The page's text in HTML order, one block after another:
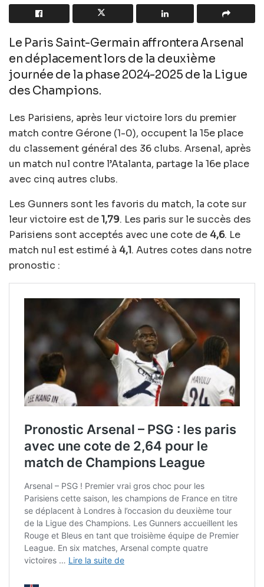
Le Paris Saint-Germain affrontera Arsenal
en déplacement lors de la deuxième
journée de la phase 2024-2025 de la Ligue
des Champions.
Les Parisiens, après leur victoire lors du premier
match contre Gérone (1-0), occupent la 15e place
du classement général des 36 clubs. Arsenal, après
un match nul contre l’Atalanta, partage la 16e place
avec cinq autres clubs.
Les Gunners sont les favoris du match, la cote sur
leur victoire est de1,79. Les paris sur le succès des
Parisiens sont acceptés avec une cote de 4,6. Le
match nul est estimé à 4,1. Autres cotes dans notre
pronostic :